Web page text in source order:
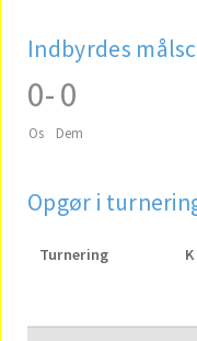
Indbyrdes
0
Os
-0
Dem
Opgør i
Turnering K